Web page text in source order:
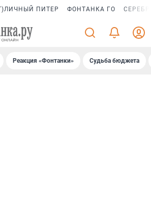
ПИТЕР ФОНТАНКА ГО
Реакция «Фонтанки» Судьба бюджета